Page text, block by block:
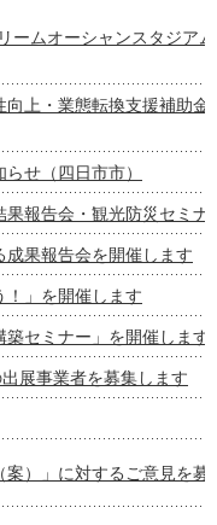
ームオーシャンスタジア
上・業態転換支援補助金
せ（四日市市）
報告会・観光防災セミナ
果報告会を開催します
！」を開催します
築セミナー」を開催します
展事業者を募集します
案）」に対するご意見を募